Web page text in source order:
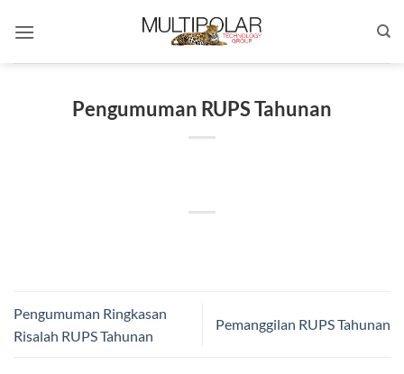
Pengumuman RUPS Tahunan
Pengumuman Ringkasan
Risalah RUPS Tahunan
Pemanggilan RUPS Tahunan